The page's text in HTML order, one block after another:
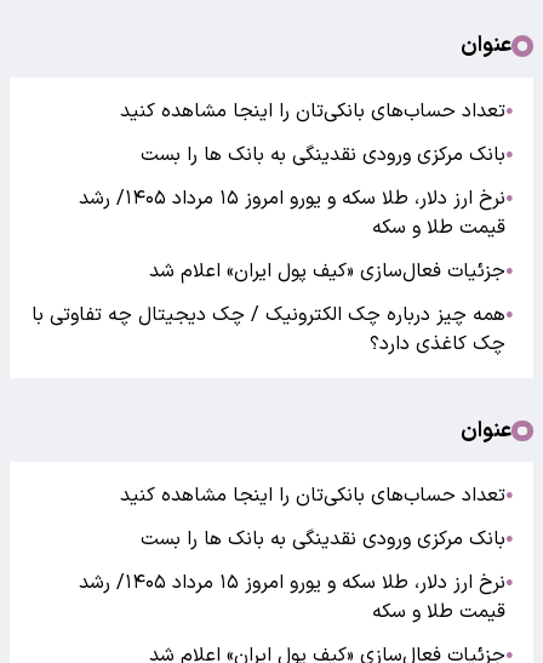
عنوان
●تعداد حساب‌های بانکی‌تان را اینجا مشاهده کنید
●بانک مرکزی ورودی نقدینگی به بانک ها را بست
●
نرخ ارز دلار، طلا سکه و یورو امروز ۱۵ مرداد ۱۴۰۵/ رشد
قیمت طلا و سکه
●جزئیات فعال‌سازی «کیف پول ایران» اعلام شد
●همه چیز درباره چک الکترونیک / چک دیجیتال چه تفاوتی با
چک کاغذی دارد؟
عنوان
●تعداد حساب‌های بانکی‌تان را اینجا مشاهده کنید
●بانک مرکزی ورودی نقدینگی به بانک ها را بست
●
نرخ ارز دلار، طلا سکه و یورو امروز ۱۵ مرداد ۱۴۰۵/ رشد
قیمت طلا و سکه
●جزئیات فعال‌سازی «کیف پول ایران» اعلام شد